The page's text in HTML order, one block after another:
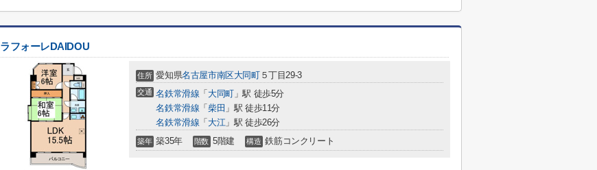
ラフォーレDAIDOU
住所 愛知県名古屋市南区大同町５丁目29-3
交通 名鉄常滑線 「 大同町」駅 徒歩5分
名鉄常滑線 「 柴田 」駅 徒歩11分
名鉄常滑線 「 大江」駅 徒歩26分
築年 築35年 階数 5階建 構造 鉄筋コンクリート